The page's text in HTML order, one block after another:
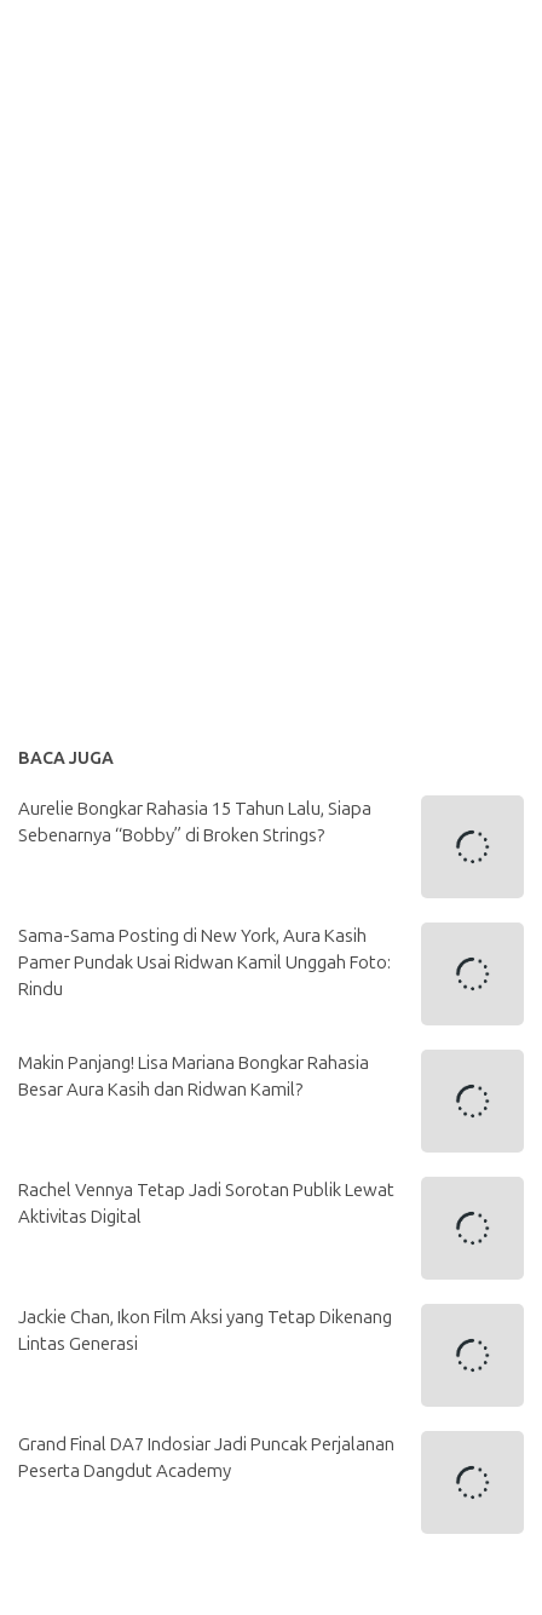
BACA JUGA
Aurelie Bongkar Rahasia 15 Tahun Lalu, Siapa
Sebenarnya “Bobby” di Broken Strings?
Sama-Sama Posting di New York, Aura Kasih
Pamer Pundak Usai Ridwan Kamil Unggah Foto:
Rindu
Makin Panjang! Lisa Mariana Bongkar Rahasia
Besar Aura Kasih dan Ridwan Kamil?
Rachel Vennya Tetap Jadi Sorotan Publik Lewat
Aktivitas Digital
Jackie Chan, Ikon Film Aksi yang Tetap Dikenang
Lintas Generasi
Grand Final DA7 Indosiar Jadi Puncak Perjalanan
Peserta Dangdut Academy